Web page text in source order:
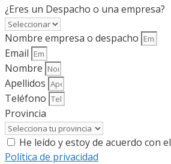
¿Eres un Despacho o una empresa?
Nombre empresa o despacho
Email
Nombre
Apellidos
Teléfono
Provincia
He leído y estoy de acuerdo con el
Política de privacidad